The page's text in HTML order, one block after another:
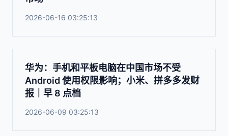
2026-06-16 03:25:13
华为：手机和平板电脑在中国市场不受
Android 使用权限影响；小米、拼多多发财
报｜早 8 点档
2026-06-09 03:25:13